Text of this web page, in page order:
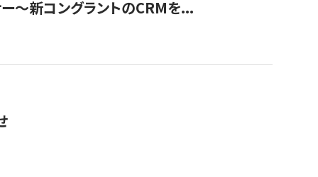
ー〜新コングラントのCRMを...